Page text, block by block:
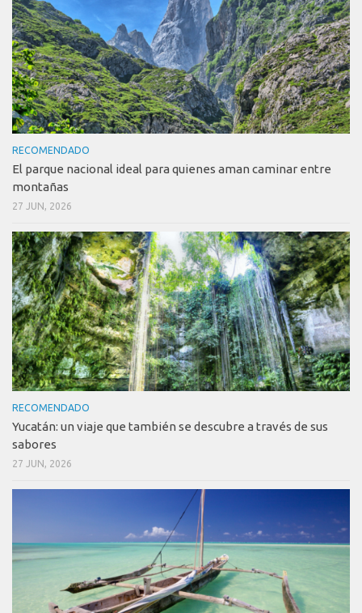
RECOMENDADO
El parque nacional ideal para quienes aman caminar entre
montañas
27 JUN, 2026
RECOMENDADO
Yucatán: un viaje que también se descubre a través de sus
sabores
27 JUN, 2026